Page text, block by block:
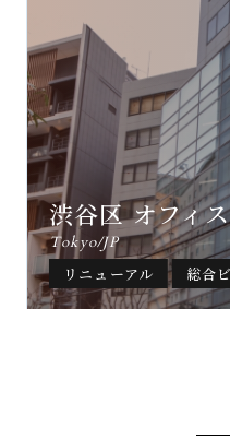
渋谷区 オフィス
Tokyo/JP
リニューアル 総合